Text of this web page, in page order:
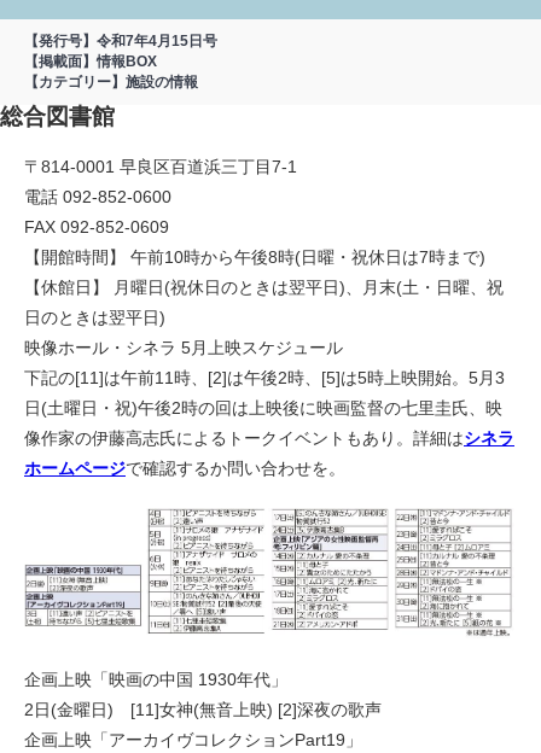
【発行号】令和7年4月15日号
【掲載面】情報BOX
【カテゴリー】施設の情報
総合図書館
〒814-0001 早良区百道浜三丁目7-1
電話 092-852-0600
FAX 092-852-0609
【開館時間】 午前10時から午後8時(日曜・祝休日は7時まで)
【休館日】 月曜日(祝休日のときは翌平日)、月末(土・日曜、祝
日のときは翌平日)
映像ホール・シネラ 5月上映スケジュール
下記の[11]は午前11時、[2]は午後2時、[5]は5時上映開始。5月3
日(土曜日・祝)午後2時の回は上映後に映画監督の七里圭氏、映
像作家の伊藤高志氏によるトークイベントもあり。詳細はシネラ
ホームページで確認するか問い合わせを。
企画上映「映画の中国 1930年代」
2日(金曜日) [11]女神(無音上映) [2]深夜の歌声
企画上映「アーカイヴコレクションPart19」